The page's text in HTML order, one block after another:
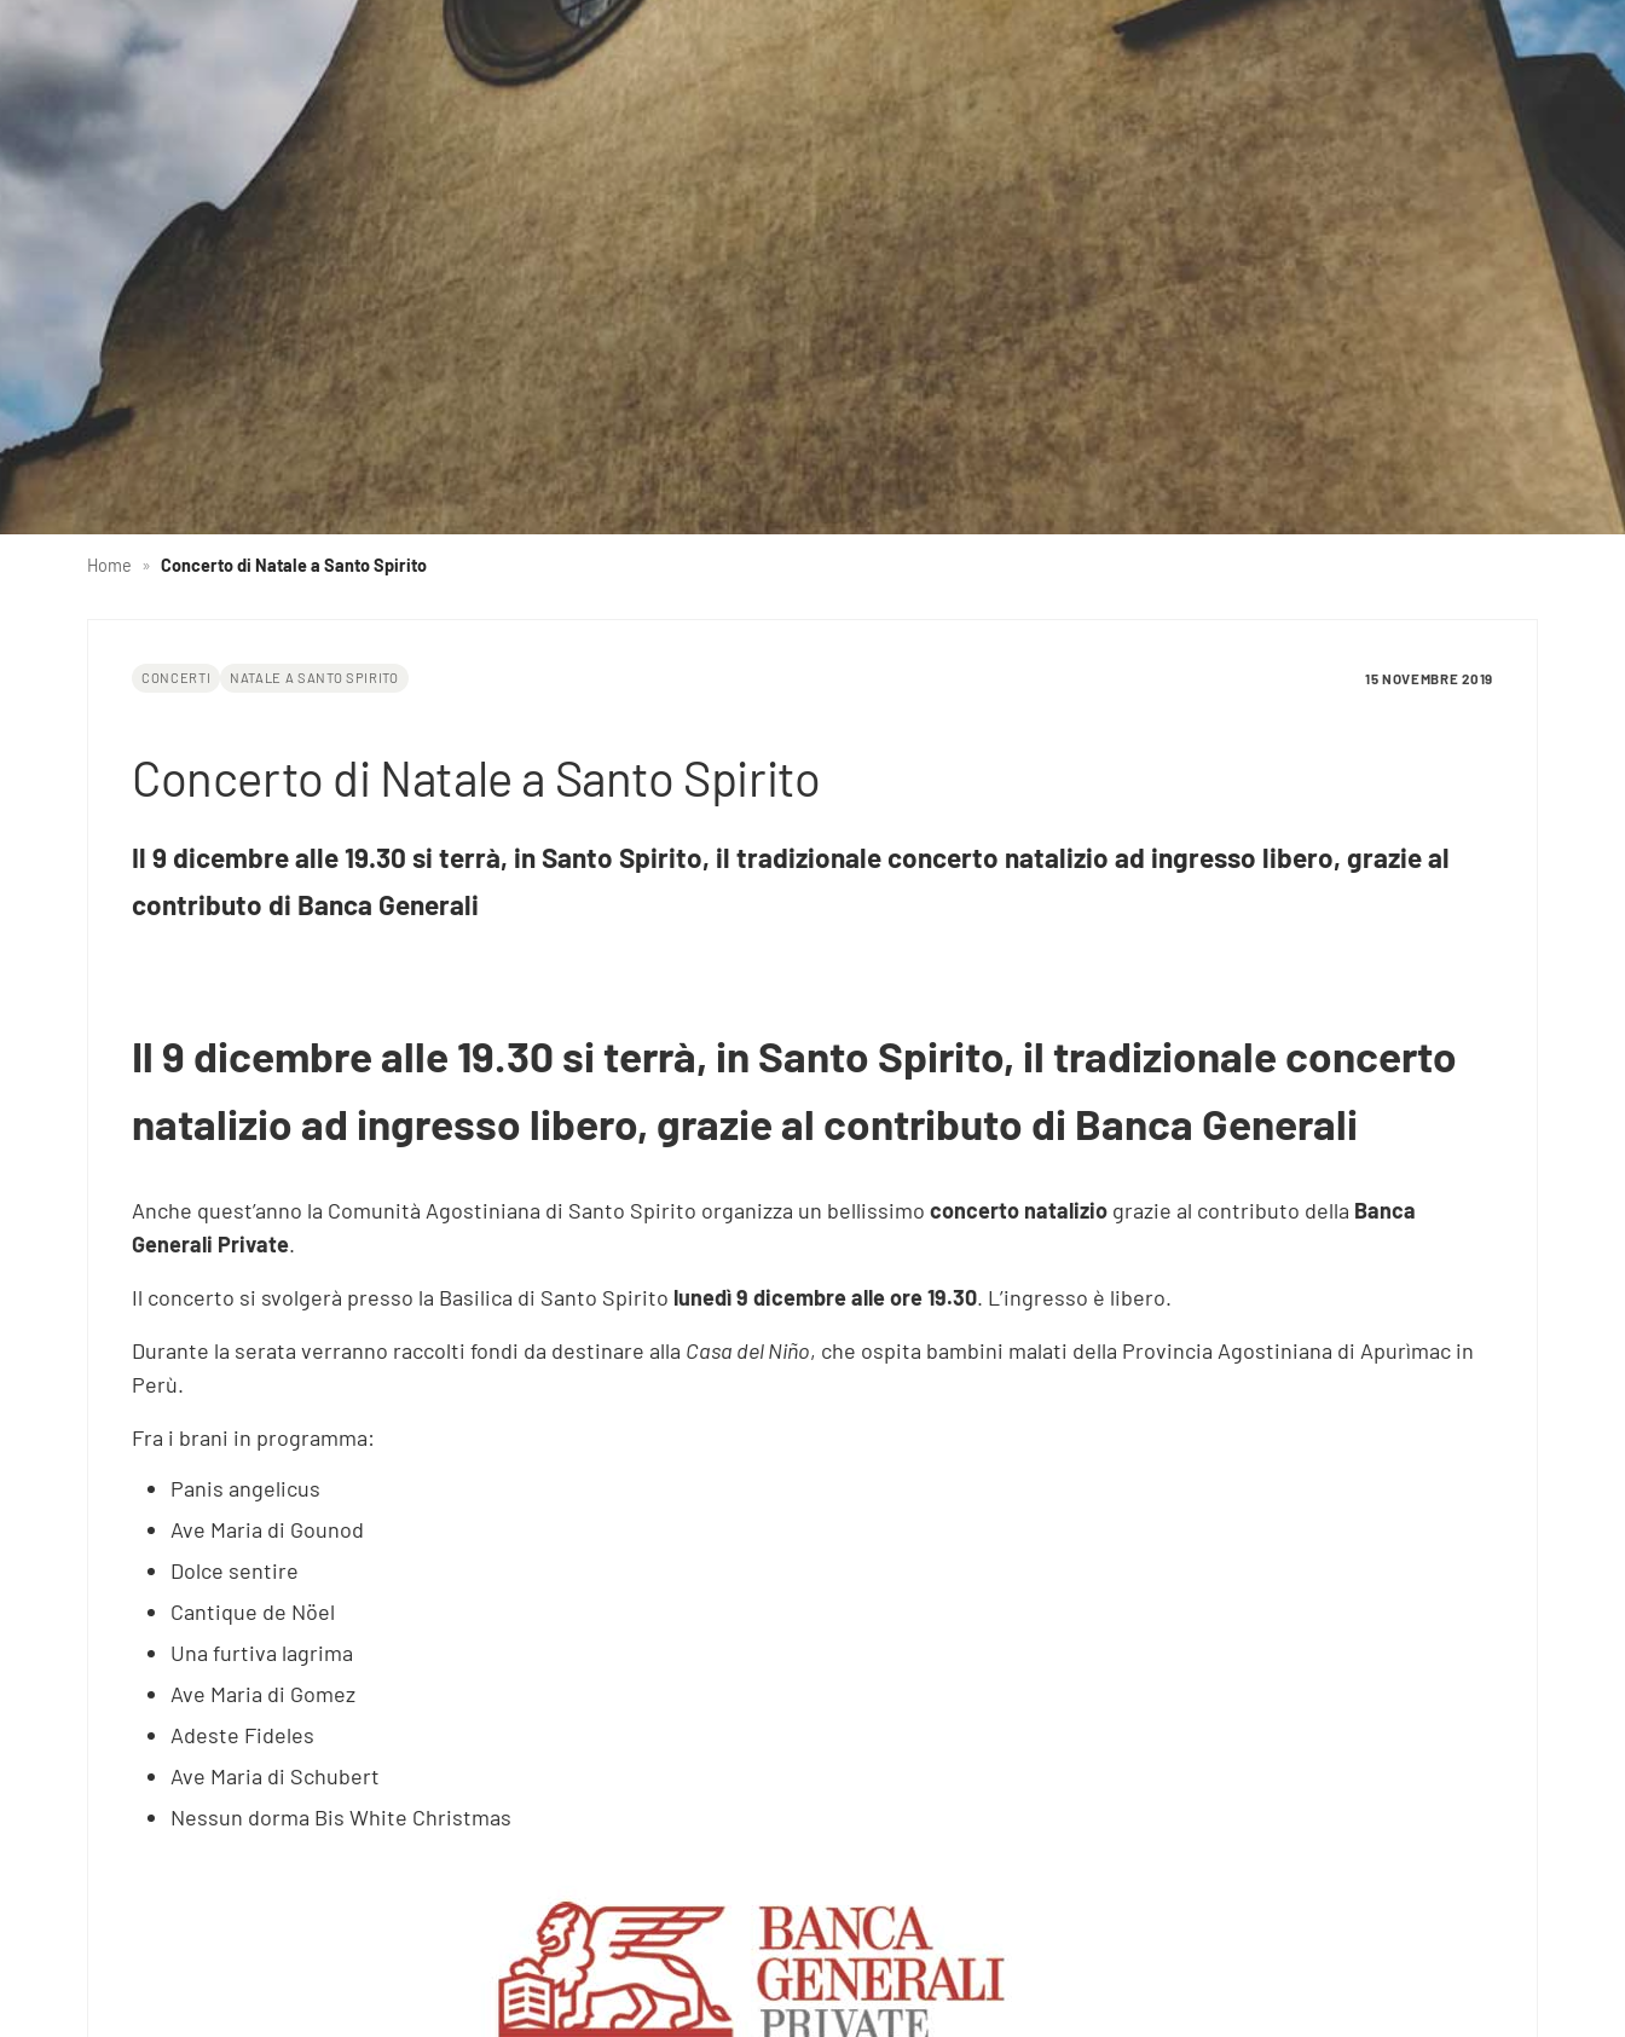
Home » Concerto di Natale a Santo Spirito
CONCERTI NATALE A SANTO SPIRITO 15 NOVEMBRE 2019
Concerto di Natale a Santo Spirito
Il 9 dicembre alle 19.30 si terrà, in Santo Spirito, il tradizionale concerto natalizio ad ingresso libero, grazie al
contributo di Banca Generali
Il 9 dicembre alle 19.30 si terrà, in Santo Spirito, il tradizionale concerto
natalizio ad ingresso libero, grazie al contributo di Banca Generali
Anche quest’anno la Comunità Agostiniana di Santo Spirito organizza un bellissimoconcerto natalizio grazie al contributo della Banca
Generali Private.
Il concerto si svolgerà presso la Basilica di Santo Spirito lunedì 9 dicembre alle ore 19.30. L’ingresso è libero.
Durante la serata verranno raccolti fondi da destinare alla Casa del Niño, che ospita bambini malati della Provincia Agostiniana di Apurìmac in
Perù.
Fra i brani in programma:
Panis angelicus
Ave Maria di Gounod
Dolce sentire
Cantique de Nöel
Una furtiva lagrima
Ave Maria di Gomez
Adeste Fideles
Ave Maria di Schubert
Nessun dorma Bis White Christmas